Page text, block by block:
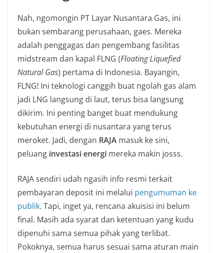
Nah, ngomongin PT Layar Nusantara Gas, ini
bukan sembarang perusahaan, gaes. Mereka
adalah penggagas dan pengembang fasilitas
midstream dan kapal FLNG (Floating Liquefied
Natural Gas) pertama di Indonesia. Bayangin,
FLNG! Ini teknologi canggih buat ngolah gas alam
jadi LNG langsung di laut, terus bisa langsung
dikirim. Ini penting banget buat mendukung
kebutuhan energi di nusantara yang terus
meroket. Jadi, dengan RAJA masuk ke sini,
peluang investasi energi mereka makin josss.
RAJA sendiri udah ngasih info resmi terkait
pembayaran deposit ini melalui pengumuman ke
publik. Tapi, inget ya, rencana akuisisi ini belum
final. Masih ada syarat dan ketentuan yang kudu
dipenuhi sama semua pihak yang terlibat.
Pokoknya, semua harus sesuai sama aturan main